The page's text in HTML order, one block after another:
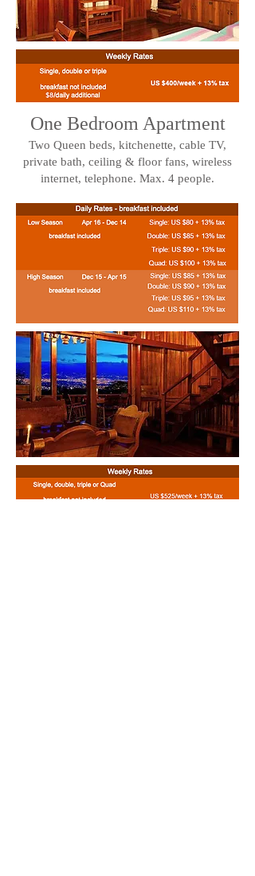
One Bedroom Apartment
Two Queen beds, kitchenette, cable TV,
private bath, ceiling & floor fans, wireless
internet, telephone. Max. 4 people.